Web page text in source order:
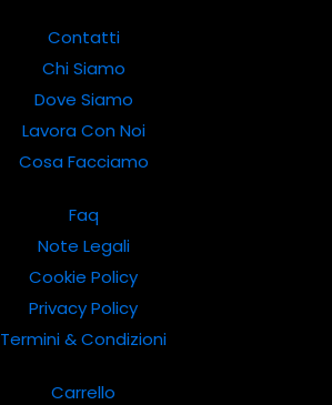
Contatti
Chi Siamo
Dove Siamo
Lavora Con Noi
Cosa Facciamo
Faq
Note Legali
Cookie Policy
Privacy Policy
Termini & Condizioni
Carrello